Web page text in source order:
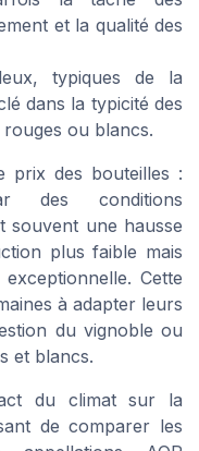
et la qualité des
typiques de la
dans la typicité des
ou blancs.
prix des bouteilles :
des conditions
souvent une hausse
plus faible mais
Cette
à adapter leurs
du vignoble ou
et blancs.
du climat sur la
de comparer les